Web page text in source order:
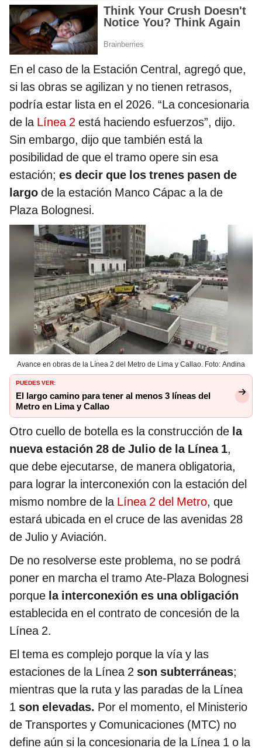
En el caso de la Estación Central, agregó que,
si las obras se agilizan y no tienen retrasos,
podría estar lista en el 2026. “La concesionaria
de la Línea 2 está haciendo esfuerzos”, dijo.
Sin embargo, dijo que también está la
posibilidad de que el tramo opere sin esa
estación; es decir que los trenes pasen de
largo de la estación Manco Cápac a la de
Plaza Bolognesi.
Avance en obras de la Línea 2 del Metro de Lima y Callao. Foto: Andina
PUEDES VER:
El largo camino para tener al menos 3 líneas del
Metro en Lima y Callao
Otro cuello de botella es la construcción de la
nueva estación 28 de Julio de la Línea 1,
que debe ejecutarse, de manera obligatoria,
para lograr la interconexión con la estación del
mismo nombre de la Línea 2 del Metro, que
estará ubicada en el cruce de las avenidas 28
de Julio y Aviación.
De no resolverse este problema, no se podrá
poner en marcha el tramo Ate-Plaza Bolognesi
porque la interconexión es una obligación
establecida en el contrato de concesión de la
Línea 2.
El tema es complejo porque la vía y las
estaciones de la Línea 2 son subterráneas;
mientras que la ruta y las paradas de la Línea
1 son elevadas. Por el momento, el Ministerio
de Transportes y Comunicaciones (MTC) no
define aún si la concesionaria de la Línea 1 o la